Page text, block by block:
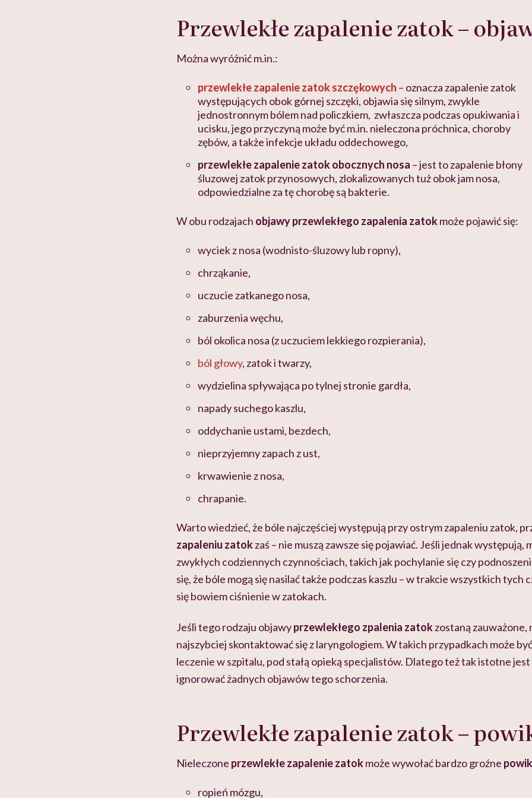
Przewlekłe zapalenie zatok –
Można wyróżnić m.in.:
przewlekłe zapalenie zatok szczękowych – oznacza zapalenie zatok
występujących obok górnej szczęki, objawia się silnym, zwykle
jednostronnym bólem nad policzkiem, zwłaszcza podczas opukiwania i
ucisku, jego przyczyną może być m.in. nieleczona próchnica, choroby
zębów, a także infekcje układu oddechowego,
przewlekłe zapalenie zatok obocznych nosa – jest to zapalenie błony
śluzowej zatok przynosowych, zlokalizowanych tuż obok jam nosa,
odpowiedzialne za tę chorobę są bakterie.
W obu rodzajach objawy przewlekłego zapalenia zatokmoże pojawić się:
wyciek z nosa (wodnisto-śluzowy lub ropny),
chrząkanie,
uczucie zatkanego nosa,
zaburzenia węchu,
ból okolica nosa (z uczuciem lekkiego rozpierania),
ból głowy, zatok i twarzy,
wydzielina spływająca po tylnej stronie gardła,
napady suchego kaszlu,
oddychanie ustami, bezdech,
nieprzyjemny zapach z ust,
krwawienie z nosa,
chrapanie.
Warto wiedzieć, że bóle najczęściej występują przy ostrym zapaleniu zatok,
zapaleniu zatokzaś – nie muszą zawsze się pojawiać. Jeśli jednak występują,
zwykłych codziennych czynnościach, takich jak pochylanie się czy
się, że bóle mogą się nasilać także podczas kaszlu – w trakcie wszystkich tych
się bowiem ciśnienie w zatokach.
Jeśli tego rodzaju objawyprzewlekłego zpalenia zatokzostaną zauważone,
najszybciej skontaktować się z laryngologiem. W takich przypadkach może
leczenie w szpitalu, pod stałą opieką specjalistów. Dlatego też tak istotne
ignorować żadnych objawów tego schorzenia.
Przewlekłe zapalenie zatok –
Nieleczone przewlekłe zapalenie zatokmoże wywołać bardzo groźne
ropień mózgu,